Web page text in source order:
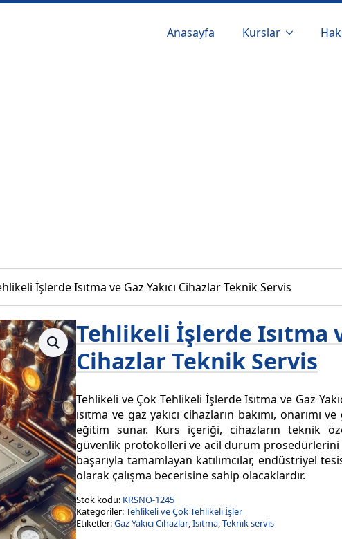
Anasayfa Kurslar
İşlerde Isıtma ve Gaz Yakıcı Cihazlar Teknik Servis
Tehlikeli İşlerde Isıtma
Cihazlar Teknik Servis
Tehlikeli ve Çok Tehlikeli İşlerde Isıtma ve Gaz
ısıtma ve gaz yakıcı cihazların bakımı, onarımı
eğitim sunar. Kurs içeriği, cihazların teknik
güvenlik protokolleri ve acil durum prosedürlerini
başarıyla tamamlayan katılımcılar, endüstriyel
olarak çalışma becerisine sahip olacaklardır.
Stok kodu: KRSNO-1245
Kategoriler:Tehlikeli ve Çok Tehlikeli İşler
Etiketler:Gaz Yakıcı Cihazlar,Isıtma,Teknik servis